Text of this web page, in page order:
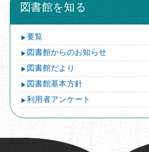
図書館を知る
要覧
図書館からのお知らせ
図書館だより
図書館基本方針
利用者アンケート